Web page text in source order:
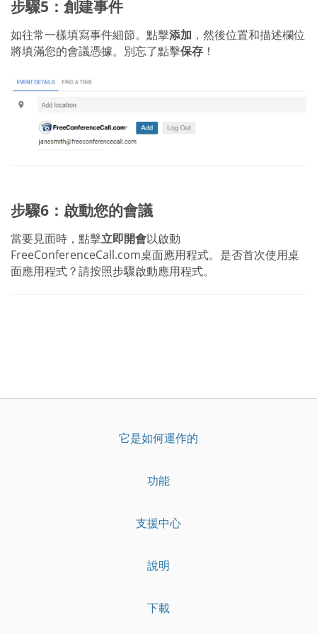
步驟5：創建事件
如往常一樣填寫事件細節。點擊添加 ，然後位置和描述欄位
將填滿您的會議憑據。別忘了點擊保存 ！
步驟6：啟動您的會議
當要見面時，點擊立即開會以啟動
FreeConferenceCall.com桌面應用程式。是否首次使用桌
面應用程式？請按照步驟啟動應用程式。
它是如何運作的
功能
支援中心
說明
下載